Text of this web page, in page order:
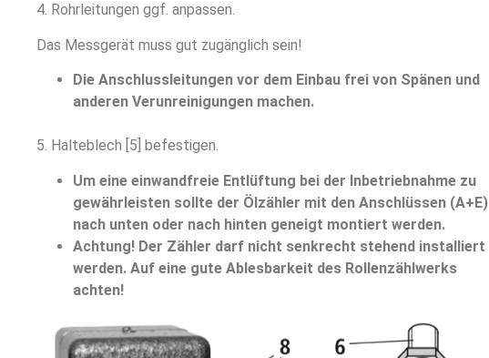
4. Rohrleitungen ggf. anpassen.
Das Messgerät muss gut zugänglich sein!
Die Anschlussleitungen vor dem Einbau frei von Spänen und
anderen Verunreinigungen machen.
5. Halteblech [5] befestigen.
Um eine einwandfreie Entlüftung bei der Inbetriebnahme zu
gewährleisten sollte der Ölzähler mit den Anschlüssen (A+E)
nach unten oder nach hinten geneigt montiert werden.
Achtung! Der Zähler darf nicht senkrecht stehend installiert
werden. Auf eine gute Ablesbarkeit des Rollenzählwerks
achten!